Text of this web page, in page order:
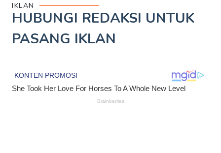
IKLAN
HUBUNGI REDAKSI UNTUK
PASANG IKLAN